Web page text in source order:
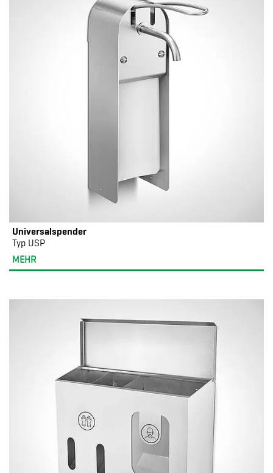
Universalspender
Typ USP
MEHR